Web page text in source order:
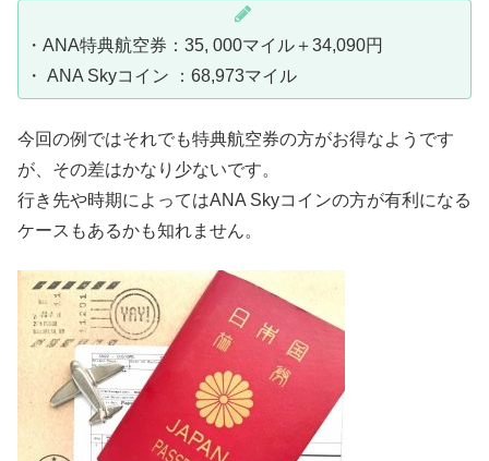
・ANA特典航空券：35, 000マイル＋34,090円
・ ANA Skyコイン ：68,973マイル
今回の例ではそれでも特典航空券の方がお得なようです
が、その差はかなり少ないです。
行き先や時期によってはANA Skyコインの方が有利になる
ケースもあるかも知れません。